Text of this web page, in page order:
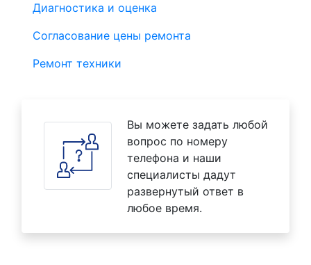
Диагностика и оценка
Согласование цены ремонта
Ремонт техники
Вы можете задать любой
вопрос по номеру
телефона и наши
специалисты дадут
развернутый ответ в
любое время.